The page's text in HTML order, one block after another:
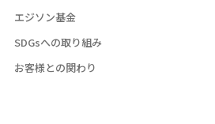
エジソン基金
SDGsへの取り組み
お客様との関わり